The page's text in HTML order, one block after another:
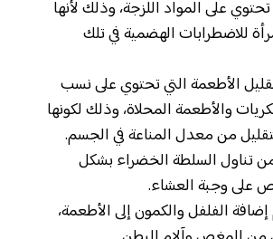
على المواد اللزجة، وذلك لأنها
للاضطرابات الهضمية في تلك
الأطعمة التي تحتوي على نسب
والأطعمة المحلاة، وذلك لكونها
من معدل المناعة في الجسم.
من تناول السلطة الخضراء بشكل
على وجبة العشاء.
الفلفل والكمون إلى الأطعمة،